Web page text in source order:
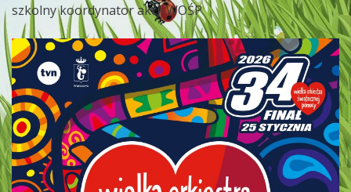
szkolny koordynator akcji WOŚP